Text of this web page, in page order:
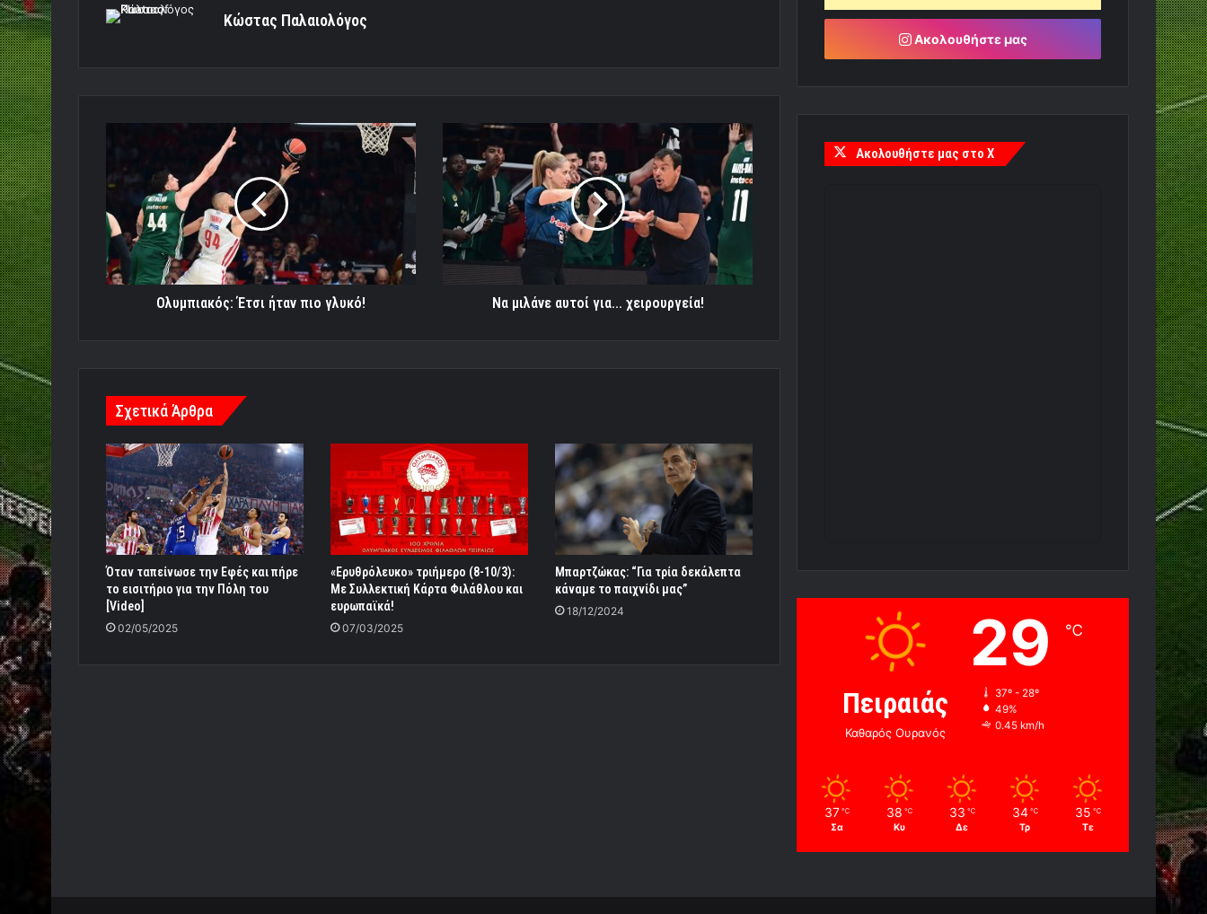
Κώστας Παλαιολόγος
ήταν
πιο
γλυκό!
Ολυμπιακός: Έτσι ήταν πιο γλυκό!
αυτοί
για...
χειρουργεία!
Να μιλάνε αυτοί για... χειρουργεία!
Σχετικά Άρθρα
Όταν ταπείνωσε την Εφές και πήρε
το εισιτήριο για την Πόλη του
[Video]
02/05/2025
«Ερυθρόλευκο» τριήμερο (8-10/3):
Με Συλλεκτική Κάρτα Φιλάθλου και
ευρωπαϊκά!
07/03/2025
Μπαρτζώκας: “Για τρία δεκάλεπτα
κάναμε το παιχνίδι μας”
18/12/2024
Ακολουθήστε μας
Ακολουθήστε μας στο X
Πειραιάς
Καθαρός Ουρανός
29 ℃
37º - 28º
49%
0.45 km/h
37 ℃
Σα
38 ℃
Κυ
33 ℃
Δε
34 ℃
Τρ
35 ℃
Τε